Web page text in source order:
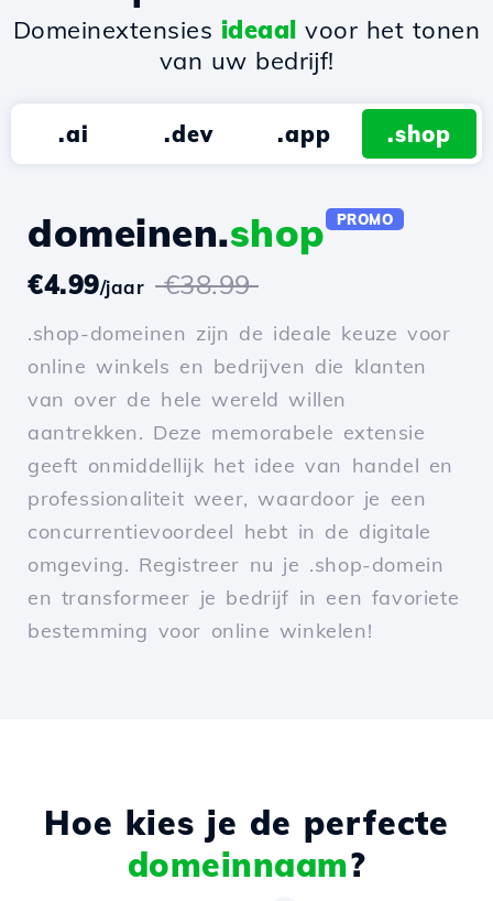
Domeinextensies ideaal voor het tonen
van uw bedrijf!
.ai .dev .app .shop
domeinen.shop PROMO
€4.99/jaar €38.99
.shop-domeinen zijn de ideale keuze voor
online winkels en bedrijven die klanten
van over de hele wereld willen
aantrekken. Deze memorabele extensie
geeft onmiddellijk het idee van handel en
professionaliteit weer, waardoor je een
concurrentievoordeel hebt in de digitale
omgeving. Registreer nu je .shop-domein
en transformeer je bedrijf in een favoriete
bestemming voor online winkelen!
Hoe kies je de perfecte
domeinnaam?